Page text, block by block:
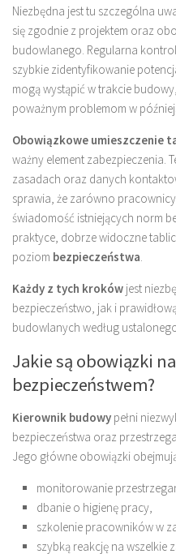
Niezbędna jest tu szczególna
się zgodnie z projektem oraz
budowlanego. Regularna
szybkie zidentyfikowanie
mogą wystąpić w trakcie
poważnym problemom w
Obowiązkowe umieszczenie
ważny element zabezpieczenia.
zasadach oraz danych
sprawia, że zarówno
świadomość istniejących norm
praktyce, dobrze widoczne
poziom bezpieczeństwa.
Każdy z tych kroków jest
bezpieczeństwo, jak i
budowlanych według
Jakie są obowiązki
bezpieczeństwem?
Kierownik budowy pełni
bezpieczeństwa oraz
Jego główne obowiązki
monitorowanie
dbanie o higienę pracy,
szkolenie pracowników w
szybką reakcję na wszelkie